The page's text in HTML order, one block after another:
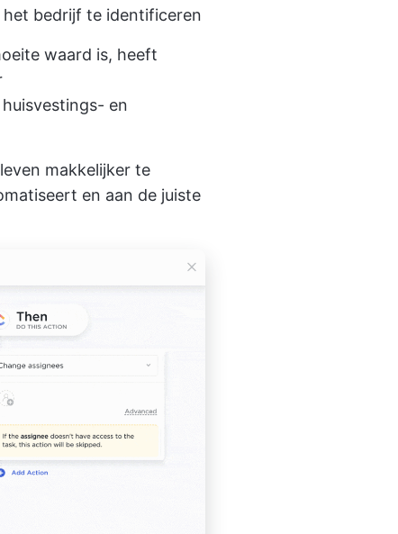
bedrijf te identificeren
waard is, heeft
en
makkelijker te
en aan de juiste